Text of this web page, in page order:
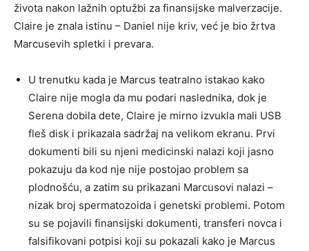
života nakon lažnih optužbi za finansijske malverzacije.
Claire je znala istinu – Daniel nije kriv, već je bio žrtva
Marcusevih spletki i prevara.
U trenutku kada je Marcus teatralno istakao kako
Claire nije mogla da mu podari naslednika, dok je
Serena dobila dete, Claire je mirno izvukla mali USB
fleš disk i prikazala sadržaj na velikom ekranu. Prvi
dokumenti bili su njeni medicinski nalazi koji jasno
pokazuju da kod nje nije postojao problem sa
plodnošću, a zatim su prikazani Marcusovi nalazi –
nizak broj spermatozoida i genetski problemi. Potom
su se pojavili finansijski dokumenti, transferi novca i
falsifikovani potpisi koji su pokazali kako je Marcus